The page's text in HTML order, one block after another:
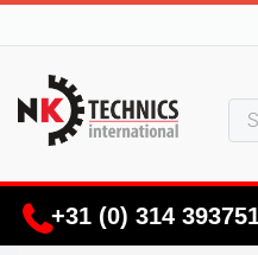
+31 (0) 314